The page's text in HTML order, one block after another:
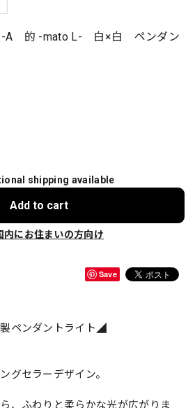
A 的 -mato L- 白×白 ペンダン
shipping available
Add to cart
内にお住まいの方向け
Save
ペンダントライト◢
グセラーデザイン。
、ふわりと柔らかな光が広がりま